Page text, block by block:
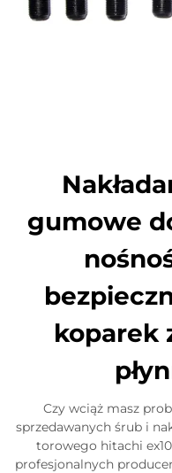
gumowe
koparek
Czy wciąż masz
sprzedawanych śrub i
torowego hitachi
profesjonalnych